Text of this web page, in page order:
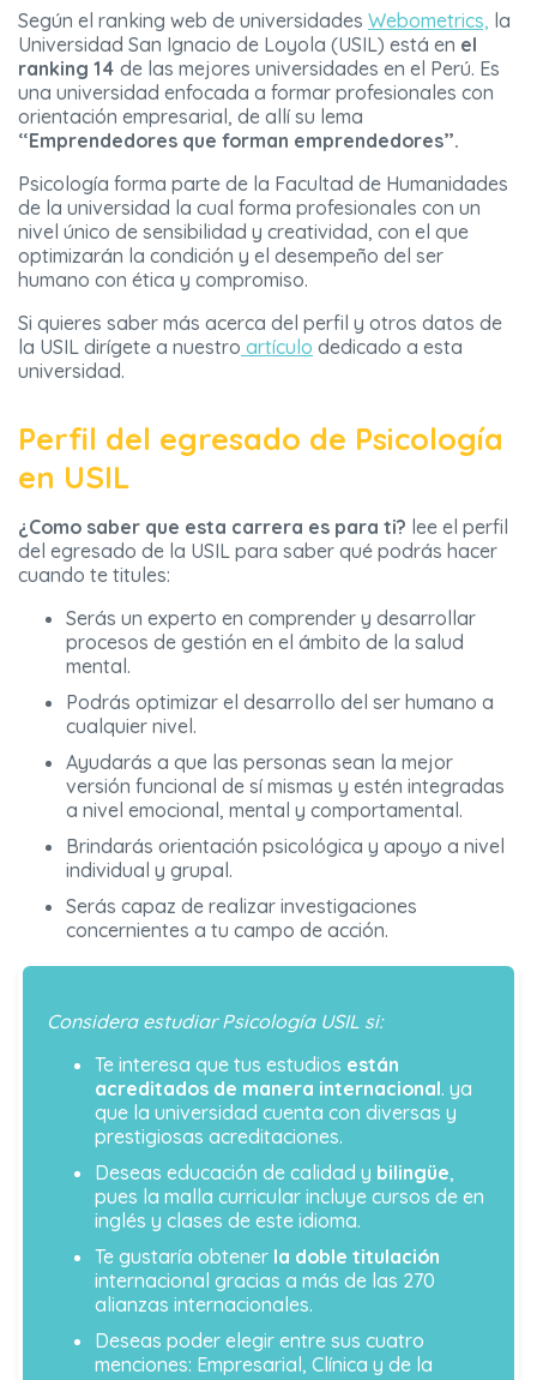
Según el ranking web de universidades Webometrics, la
Universidad San Ignacio de Loyola (USIL) está en el
ranking 14 de las mejores universidades en el Perú. Es
una universidad enfocada a formar profesionales con
orientación empresarial, de allí su lema
“Emprendedores que forman emprendedores”.
Psicología forma parte de la Facultad de Humanidades
de la universidad la cual forma profesionales con un
nivel único de sensibilidad y creatividad, con el que
optimizarán la condición y el desempeño del ser
humano con ética y compromiso.
Si quieres saber más acerca del perfil y otros datos de
la USIL dirígete a nuestro artículo dedicado a esta
universidad.
Perfil del egresado de Psicología
en USIL
¿Como saber que esta carrera es para ti? lee el perfil
del egresado de la USIL para saber qué podrás hacer
cuando te titules:
Serás un experto en comprender y desarrollar
procesos de gestión en el ámbito de la salud
mental.
Podrás optimizar el desarrollo del ser humano a
cualquier nivel.
Ayudarás a que las personas sean la mejor
versión funcional de sí mismas y estén integradas
a nivel emocional, mental y comportamental.
Brindarás orientación psicológica y apoyo a nivel
individual y grupal.
Serás capaz de realizar investigaciones
concernientes a tu campo de acción.
Considera estudiar Psicología USIL si:
Te interesa que tus estudios están
acreditados de manera internacional. ya
que la universidad cuenta con diversas y
prestigiosas acreditaciones.
Deseas educación de calidad y bilingüe,
pues la malla curricular incluye cursos de en
inglés y clases de este idioma.
Te gustaría obtener la doble titulación
internacional gracias a más de las 270
alianzas internacionales.
Deseas poder elegir entre sus cuatro
menciones: Empresarial, Clínica y de la